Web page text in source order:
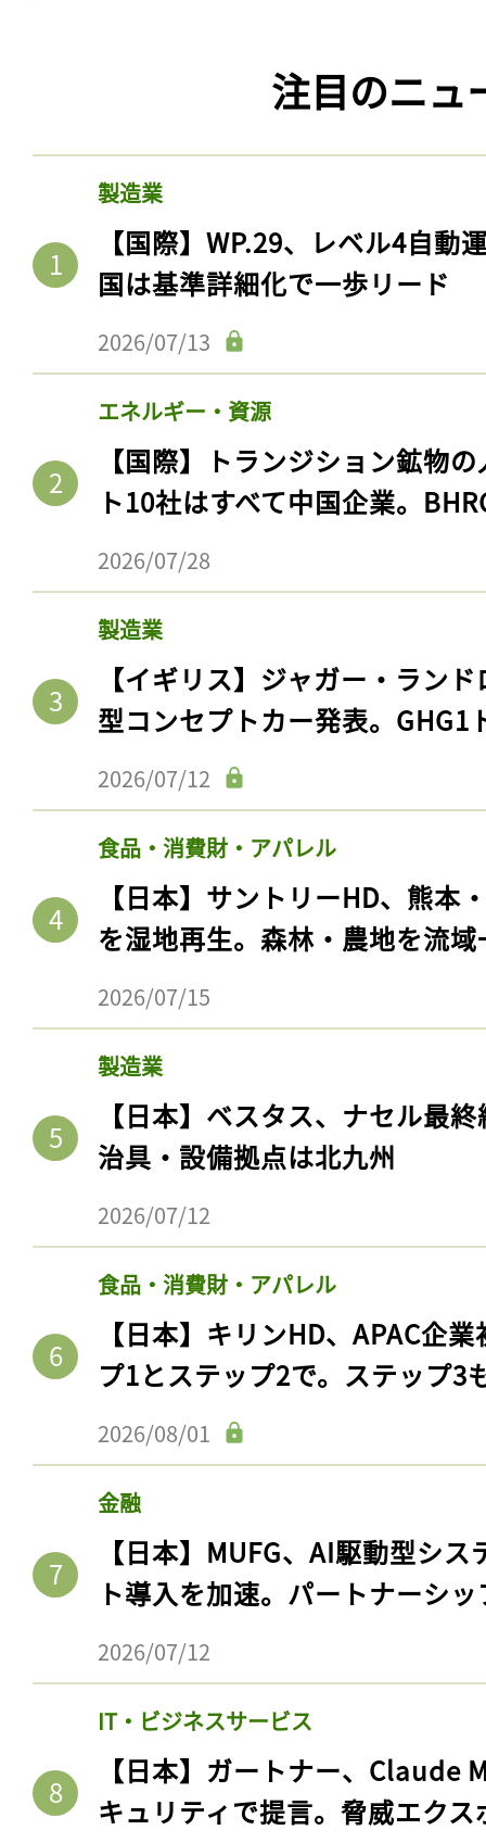
注目のニュ
製造業
【国際】WP.29、レベル4自動
国は基準詳細化で一歩リード
2026/07/13
エネルギー・資源
【国際】トランジション鉱物
ト10社はすべて中国企業。
2026/07/28
製造業
【イギリス】ジャガー・ラン
型コンセプトカー発表。GHG1
2026/07/12
食品・消費財・アパレル
【日本】サントリーHD、熊本
を湿地再生。森林・農地を流
2026/07/15
製造業
【日本】ベスタス、ナセル最
治具・設備拠点は北九州
2026/07/12
食品・消費財・アパレル
【日本】キリンHD、APAC企
プ1とステップ2で。ステップ3
2026/08/01
金融
【日本】MUFG、AI駆動型シ
ト導入を加速。パートナーシ
2026/07/12
IT・ビジネスサービス
【日本】ガートナー、Claude
キュリティで提言。脅威エク